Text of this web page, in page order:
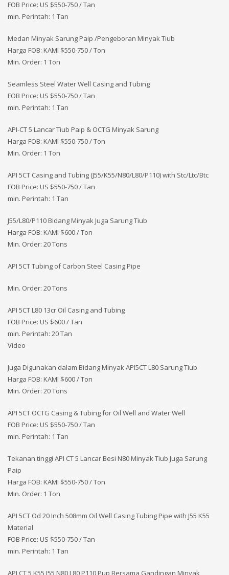
FOB Price: US $550-750 / Tan
min. Perintah: 1 Tan
Medan Minyak Sarung Paip /Pengeboran Minyak Tiub
Harga FOB: KAMI $550-750 / Ton
Min. Order: 1 Ton
Seamless Steel Water Well Casing and Tubing
FOB Price: US $550-750 / Tan
min. Perintah: 1 Tan
API-CT 5 Lancar Tiub Paip & OCTG Minyak Sarung
Harga FOB: KAMI $550-750 / Ton
Min. Order: 1 Ton
API 5CT Casing and Tubing (J55/K55/N80/L80/P110) with Stc/Ltc/Btc
FOB Price: US $550-750 / Tan
min. Perintah: 1 Tan
J55/L80/P110 Bidang Minyak Juga Sarung Tiub
Harga FOB: KAMI $600 / Ton
Min. Order: 20 Tons
API 5CT Tubing of Carbon Steel Casing Pipe
Min. Order: 20 Tons
API 5CT L80 13cr Oil Casing and Tubing
FOB Price: US $600 / Tan
min. Perintah: 20 Tan
Video
Juga Digunakan dalam Bidang Minyak API5CT L80 Sarung Tiub
Harga FOB: KAMI $600 / Ton
Min. Order: 20 Tons
API 5CT OCTG Casing & Tubing for Oil Well and Water Well
FOB Price: US $550-750 / Tan
min. Perintah: 1 Tan
Tekanan tinggi API CT 5 Lancar Besi N80 Minyak Tiub Juga Sarung
Paip
Harga FOB: KAMI $550-750 / Ton
Min. Order: 1 Ton
API 5CT Od 20 Inch 508mm Oil Well Casing Tubing Pipe with J55 K55
Material
FOB Price: US $550-750 / Tan
min. Perintah: 1 Tan
API CT 5 K55 J55 N80 L80 P110 Pup Bersama Gandingan Minyak